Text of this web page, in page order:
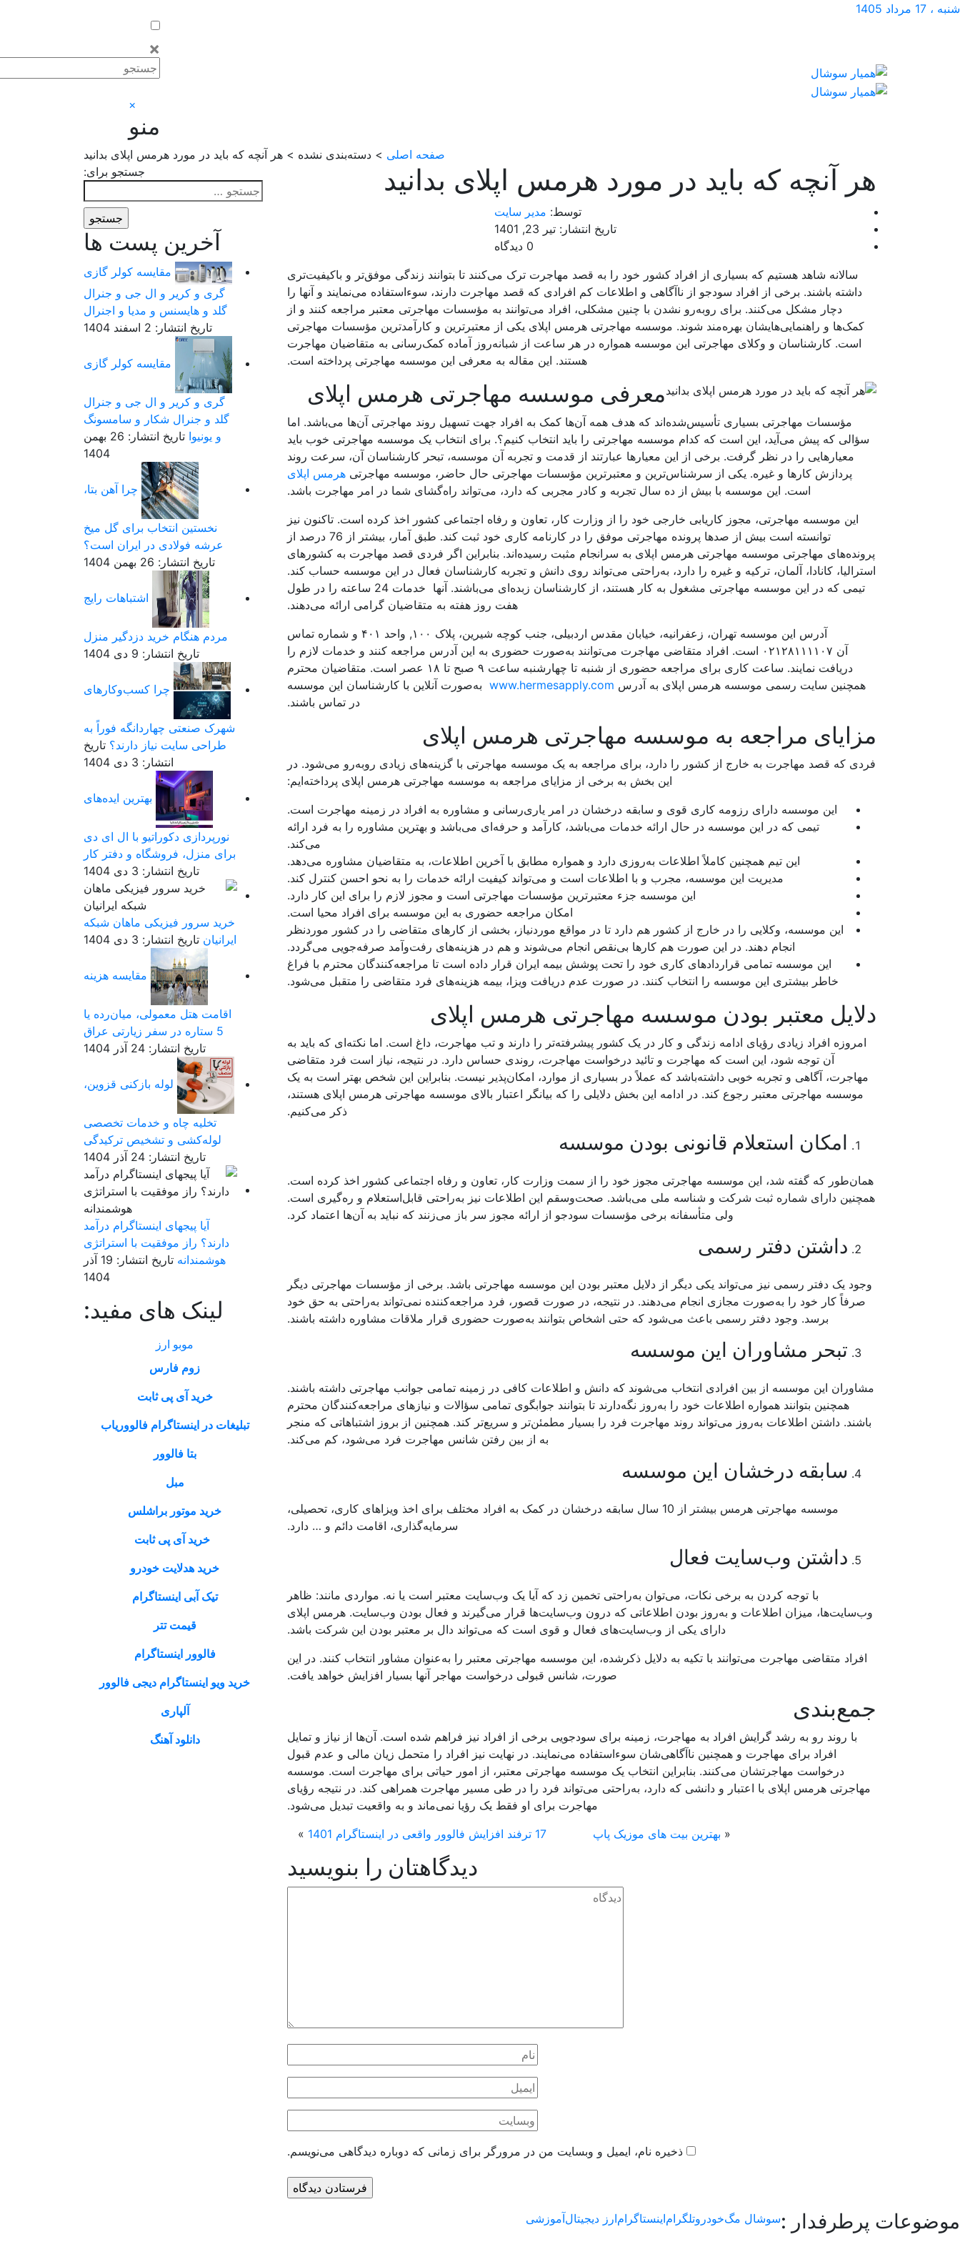
شنبه ، 17 مرداد 1405
×
×
منو
صفحه اصلی > دسته‌بندی نشده > هر آنچه که باید در مورد هرمس اپلای بدانید
هر آنچه که باید در مورد هرمس اپلای بدانید
توسط: مدیر سایت
تاریخ انتشار: تیر 23, 1401
0 دیدگاه
سالانه شاهد هستیم که بسیاری از افراد کشور خود را به ‌قصد مهاجرت ترک می‌کنند تا بتوانند زندگی موفق‌تر و باکیفیت‌تری
داشته باشند. برخی از افراد سودجو از ناآگاهی و اطلاعات کم افرادی که قصد مهاجرت دارند، سوءاستفاده می‌نمایند و آنها را
دچار مشکل می‌کنند. برای روبه‌رو نشدن با چنین مشکلی، افراد می‌توانند به مؤسسات مهاجرتی معتبر مراجعه کنند و از
کمک‌ها و راهنمایی‌هایشان بهره‌مند شوند. موسسه مهاجرتی هرمس اپلای یکی از معتبرترین و کارآمدترین مؤسسات مهاجرتی
است. کارشناسان و وکلای مهاجرتی این موسسه همواره در هر ساعت از شبانه‌روز آماده کمک‌رسانی به متقاضیان مهاجرت
هستند. این مقاله به معرفی این موسسه مهاجرتی پرداخته است.
معرفی موسسه مهاجرتی هرمس اپلای
مؤسسات مهاجرتی بسیاری تأسیس‌شده‌اند که هدف همه آن‌ها کمک به افراد جهت تسهیل روند مهاجرتی آن‌ها می‌باشد. اما
سؤالی که پیش می‌آید، این است که کدام موسسه مهاجرتی را باید انتخاب کنیم؟. برای انتخاب یک موسسه مهاجرتی خوب باید
معیارهایی را در نظر گرفت. برخی از این معیارها عبارتند از قدمت و تجربه آن موسسه، تبحر کارشناسان آن، سرعت روند
پردازش کارها و غیره. یکی از سرشناس‌ترین و معتبرترین مؤسسات مهاجرتی حال حاضر، موسسه مهاجرتی هرمس اپلای
است. این موسسه با بیش از ده سال تجربه و کادر مجربی که دارد، می‌تواند راه‌گشای شما در امر مهاجرت باشد.
این موسسه مهاجرتی، مجوز کاریابی خارجی خود را از وزارت کار، تعاون و رفاه اجتماعی کشور اخذ کرده است. تاکنون نیز
توانسته است بیش از صدها پرونده مهاجرتی موفق را در کارنامه کاری خود ثبت کند. طبق آمار، بیشتر از 76 درصد از
پرونده‌های مهاجرتی موسسه مهاجرتی هرمس اپلای به سرانجام مثبت رسیده‌اند. بنابراین اگر فردی قصد مهاجرت به کشورهای
استرالیا، کانادا، آلمان، ترکیه و غیره را دارد، به‌راحتی می‌تواند روی دانش و تجربه کارشناسان فعال در این موسسه حساب کند.
تیمی که در این موسسه مهاجرتی مشغول به کار هستند، از کارشناسان زبده‌ای می‌باشند. آنها خدمات 24 ساعته را در طول
هفت روز هفته به متقاضیان گرامی ارائه می‌دهند.
آدرس این موسسه تهران، زعفرانیه، خیابان مقدس اردبیلی، جنب کوچه شیرین، پلاک ۱۰۰, واحد ۴۰۱ و شماره تماس
آن ۰۲۱۲۸۱۱۱۱۰۷ است. افراد متقاضی مهاجرت می‌توانند به‌صورت حضوری به این آدرس مراجعه کنند و خدمات لازم را
دریافت نمایند. ساعت کاری برای مراجعه حضوری از شنبه تا چهارشنبه ساعت ۹ صبح تا ۱۸ عصر است. متقاضیان محترم
همچنین سایت رسمی موسسه هرمس اپلای به آدرس www.hermesapply.com به‌صورت آنلاین با کارشناسان این موسسه
در تماس باشند.
مزایای مراجعه به موسسه مهاجرتی هرمس اپلای
فردی که قصد مهاجرت به خارج از کشور را دارد، برای مراجعه به یک موسسه مهاجرتی با گزینه‌های زیادی روبه‌رو می‌شود. در
این بخش به برخی از مزایای مراجعه به موسسه مهاجرتی هرمس اپلای پرداخته‌ایم:
این موسسه دارای رزومه کاری قوی و سابقه درخشان در امر یاری‌رسانی و مشاوره به افراد در زمینه مهاجرت است.
تیمی که در این موسسه در حال ارائه خدمات می‌باشد، کارآمد و حرفه‌ای می‌باشد و بهترین مشاوره را به فرد ارائه
می‌کند.
این تیم همچنین کاملاً اطلاعات به‌روزی دارد و همواره مطابق با آخرین اطلاعات، به متقاضیان مشاوره می‌دهد.
مدیریت این موسسه، مجرب و با اطلاعات است و می‌تواند کیفیت ارائه خدمات را به نحو احسن کنترل کند.
این موسسه جزء معتبرترین مؤسسات مهاجرتی است و مجوز لازم را برای این کار دارد.
امکان مراجعه حضوری به این موسسه برای افراد محیا است.
این موسسه، وکلایی را در خارج از کشور هم دارد تا در مواقع موردنیاز، بخشی از کارهای متقاضی را در کشور موردنظر
انجام دهند. در این صورت هم کارها بی‌نقص انجام می‌شوند و هم در هزینه‌های رفت‌وآمد صرفه‌جویی می‌گردد.
این موسسه تمامی قراردادهای کاری‌ خود را تحت پوشش بیمه ایران قرار داده است تا مراجعه‌کنندگان محترم با فراغ
خاطر بیشتری این موسسه را انتخاب کنند. در صورت عدم دریافت ویزا، بیمه هزینه‌های فرد متقاضی را متقبل می‌شود.
دلایل معتبر بودن موسسه مهاجرتی هرمس اپلای
امروزه افراد زیادی رؤیای ادامه زندگی و کار در یک کشور پیشرفته‌تر را دارند و تب مهاجرت، داغ است. اما نکته‌ای که باید به
آن توجه شود، این است که مهاجرت و تائید درخواست مهاجرت، روندی حساس دارد. در نتیجه، نیاز است فرد متقاضی
مهاجرت، آگاهی و تجربه خوبی داشته‌باشد که عملاً در بسیاری از موارد، امکان‌پذیر نیست. بنابراین این شخص بهتر است به یک
موسسه مهاجرتی معتبر رجوع کند. در ادامه این بخش دلایلی را که بیانگر اعتبار بالای موسسه مهاجرتی هرمس اپلای هستند،
ذکر می‌کنیم.
امکان استعلام قانونی بودن موسسه
همان‌طور که گفته شد، این موسسه مهاجرتی مجوز خود را از سمت وزارت کار، تعاون و رفاه اجتماعی کشور اخذ کرده است.
همچنین دارای شماره ثبت شرکت و شناسه ملی می‌باشد. صحت‌وسقم این اطلاعات نیز به‌راحتی قابل‌استعلام و ره‌گیری است.
ولی متأسفانه برخی مؤسسات سودجو از ارائه مجوز سر باز می‌زنند که نباید به آن‌ها اعتماد کرد.
داشتن دفتر رسمی
وجود یک دفتر رسمی نیز می‌تواند یکی دیگر از دلایل معتبر بودن این موسسه مهاجرتی باشد. برخی از مؤسسات مهاجرتی دیگر
صرفاً کار خود را به‌صورت مجازی انجام می‌دهند. در نتیجه، در صورت قصور، فرد مراجعه‌کننده نمی‌تواند به‌راحتی به حق خود
برسد. وجود دفتر رسمی باعث می‌شود که حتی اشخاص بتوانند به‌صورت حضوری قرار ملاقات مشاوره داشته باشند.
تبحر مشاوران این موسسه
مشاوران این موسسه از بین افرادی انتخاب می‌شوند که دانش و اطلاعات کافی در زمینه تمامی جوانب مهاجرتی داشته باشند.
همچنین بتوانند همواره اطلاعات خود را به‌روز نگه‌دارند تا بتوانند جوابگوی تمامی سؤالات و نیازهای مراجعه‌کنندگان محترم
باشند. داشتن اطلاعات به‌روز می‌تواند روند مهاجرت فرد را بسیار مطمئن‌تر و سریع‌تر کند. همچنین از بروز اشتباهاتی که منجر
به از بین رفتن شانس مهاجرت فرد می‌شود، کم می‌کند.
سابقه درخشان این موسسه
موسسه مهاجرتی هرمس بیشتر از 10 سال سابقه درخشان در کمک به افراد مختلف برای اخذ ویزاهای کاری، تحصیلی،
سرمایه‌گذاری، اقامت دائم و … دارد.
داشتن وب‌سایت فعال
با توجه کردن به برخی نکات، می‌توان به‌راحتی تخمین زد که آیا یک وب‌سایت معتبر است یا نه. مواردی مانند: ظاهر
وب‌سایت‌ها، میزان اطلاعات و به‌روز بودن اطلاعاتی که درون وب‌سایت‌ها قرار می‌گیرند و فعال بودن وب‌سایت. هرمس اپلای
دارای یکی از وب‌سایت‌های فعال و قوی است که می‌تواند دال بر معتبر بودن این شرکت باشد.
افراد متقاضی مهاجرت می‌توانند با تکیه به دلایل ذکرشده، این موسسه مهاجرتی معتبر را به‌عنوان مشاور انتخاب کنند. در این
صورت، شانس قبولی درخواست مهاجر آنها بسیار افزایش خواهد یافت.
جمع‌بندی
با روند رو به رشد گرایش افراد به مهاجرت، زمینه برای سودجویی برخی از افراد نیز فراهم شده است. آن‌ها از نیاز و تمایل
افراد برای مهاجرت و همچنین ناآگاهی‌شان سوءاستفاده می‌نمایند. در نهایت نیز افراد را متحمل زیان مالی و عدم قبول
درخواست مهاجرتشان می‌کنند. بنابراین انتخاب یک موسسه مهاجرتی معتبر، از امور حیاتی برای مهاجرت است. موسسه
مهاجرتی هرمس اپلای با اعتبار و دانشی که دارد، به‌راحتی می‌تواند فرد را در طی مسیر مهاجرت همراهی کند. در نتیجه رؤیای
مهاجرت برای او فقط یک رؤیا نمی‌ماند و به واقعیت تبدیل می‌شود.
« بهترین بیت های موزیک پاپ 17 ترفند افزایش فالوور واقعی در اینستاگرام 1401 »
دیدگاهتان را بنویسید
ذخیره نام، ایمیل و وبسایت من در مرورگر برای زمانی که دوباره دیدگاهی می‌نویسم.
جستجو برای:
آخرین پست ها
مقایسه کولر گازی
گری و کریر و ال جی و جنرال
گلد و هایسنس و مدیا و اجنرال
تاریخ انتشار: 2 اسفند 1404
مقایسه کولر گازی
گری و کریر و ال جی و جنرال
گلد و جنرال شکار و سامسونگ
و یونیوا
تاریخ انتشار: 26 بهمن
1404
چرا آهن بتا،
نخستین انتخاب برای گل میخ
عرشه فولادی در ایران است؟
تاریخ انتشار: 26 بهمن 1404
اشتباهات رایج
مردم هنگام خرید دزدگیر منزل
تاریخ انتشار: 9 دی 1404
چرا کسب‌وکارهای
شهرک صنعتی چهاردانگه فوراً به
طراحی سایت نیاز دارند؟ تاریخ
انتشار: 3 دی 1404
بهترین ایده‌های
نورپردازی دکوراتیو با ال ای دی
برای منزل، فروشگاه و دفتر کار
تاریخ انتشار: 3 دی 1404
خرید سرور فیزیکی ماهان شبکه
ایرانیان تاریخ انتشار: 3 دی 1404
مقایسه هزینه
اقامت هتل معمولی، میان‌رده یا
5 ستاره در سفر زیارتی عراق
تاریخ انتشار: 24 آذر 1404
لوله بازکنی قزوین،
تخلیه چاه و خدمات تخصصی
لوله‌کشی و تشخیص ترکیدگی
تاریخ انتشار: 24 آذر 1404
آیا پیجهای اینستاگرام درآمد
دارند؟ راز موفقیت با استراتژی
هوشمندانه
تاریخ انتشار: 19 آذر
1404
لینک های مفید:
موبو ارز
زوم فارس
خرید آی پی ثابت
تبلیغات در اینستاگرام فالووریاب
بتا فالوور
مبل
خرید موتور براشلس
خرید آی پی ثابت
خرید هدلایت خودرو
تیک آبی اینستاگرام
قیمت تتر
فالوور اینستاگرام
خرید ویو اینستاگرام دیجی فالوور
آلپاری
دانلود آهنگ
موضوعات پرطرفدار :سوشال مگخودروتلگراماینستاگرامارز دیجیتالآموزشی